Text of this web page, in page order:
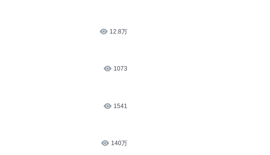
12.8万
1073
1541
140万